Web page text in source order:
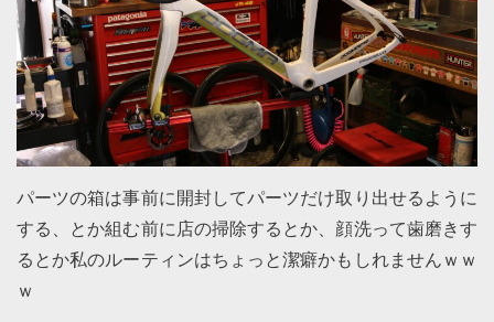
パーツの箱は事前に開封してパーツだけ取り出せるように
する、とか組む前に店の掃除するとか、顔洗って歯磨きす
るとか私のルーティンはちょっと潔癖かもしれませんｗｗ
ｗ